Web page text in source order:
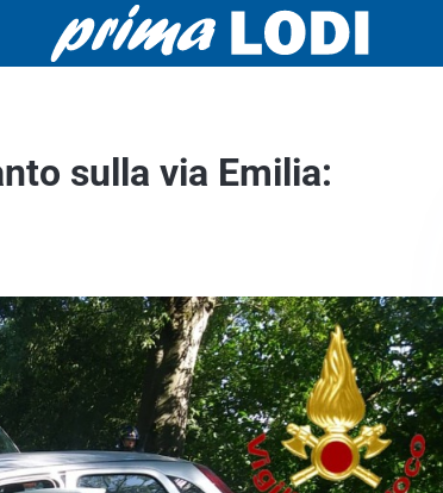
sulla via Emilia: